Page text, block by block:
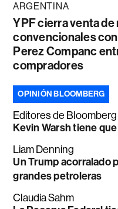
ARGENTINA
YPF cierra venta de
convencionales
Perez Companc
compradores
OPINIÓN BLOOMBERG
Editores de
Kevin Warsh tiene
Liam Denning
Un Trump acorralado
grandes petroleras
Claudia Sahm